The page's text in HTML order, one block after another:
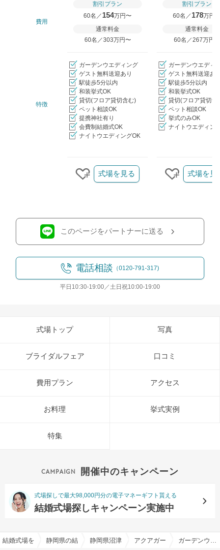
費用
割引プラン
60名／ 154万円〜
通常料金
60名／303万円〜
割引プラン
60名／ 178万円
通常料金
60名／267万円〜
特徴
ガーデンウエディング
ゲスト無料送迎あり
駅徒歩5分以内
和装挙式OK
貸切(フロア貸切含む)
ペット相談OK
提携神社有り
会費制結婚式OK
ナイトウエディングOK
ガーデンウエディ
ゲスト無料送迎あ
駅徒歩5分以内
和装挙式OK
貸切(フロア貸切含
ペット相談OK
挙式のみOK
ナイトウエディン
クリップする
式場を見る
クリップす
式場を見
このページをパートナーに送る
電話相談 （0120-791-317)
平日10:30-19:00／土日祝10:00-19:00
式場トップ 写真
ブライダルフェア 口コミ
費用プラン アクセス
お料理 挙式実例
特集
開催中のキャンペーン
式場探しで最大98,000円分の電子マネーギフト貰える
結婚式場探しキャンペーン実施中
結婚式場を探すならハナユメ
静岡県の結婚式場一覧静岡県沼津市の結婚式場一覧アクアガーデン迎賓館（沼ガーデンウエディング特集